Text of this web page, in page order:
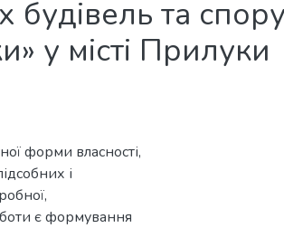
будівель та
у місті Прилуки
форми власності,
і
є формування